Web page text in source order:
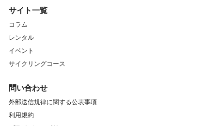
サイト一覧
コラム
レンタル
イベント
サイクリングコース
問い合わせ
外部送信規律に関する公表事項
利用規約